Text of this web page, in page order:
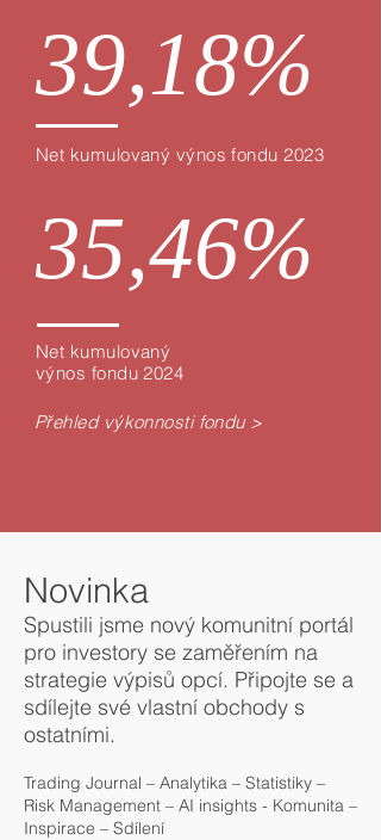
39,18%
Net kumulovaný výnos fondu 2023
35,46%
Net kumulovaný
výnos fondu2024
Přehled výkonnosti fondu >
Novinka
Spustili jsme nový komunitní portál
pro investory se zaměřením na
strategie výpisů opcí. Připojte se a
sdílejte své vlastní obchody s
ostatními.
Trading Journal – Analytika – Statistiky –
Risk Management – AI insights - Komunita –
Inspirace – Sdílení